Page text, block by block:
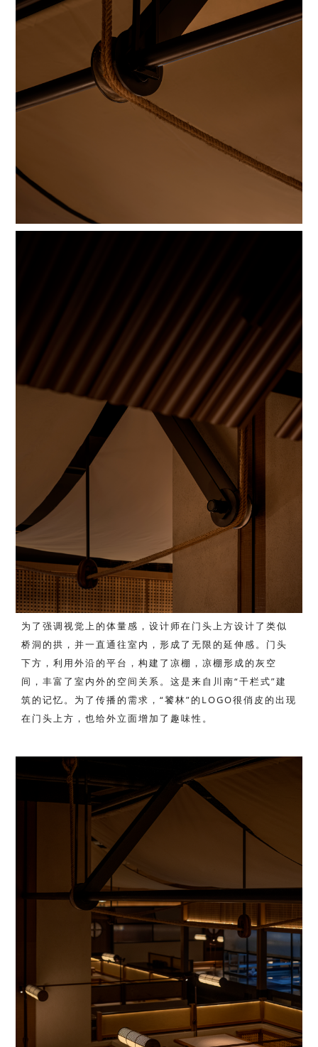
为了强调视觉上的体量感，设计师在门头上方设计了类似
桥洞的拱，并一直通往室内，形成了无限的延伸感。门头
下方，利用外沿的平台，构建了凉棚，凉棚形成的灰空
间，丰富了室内外的空间关系。这是来自川南“干栏式”建
筑的记忆。为了传播的需求，“饕林”的LOGO很俏皮的出现
在门头上方，也给外立面增加了趣味性。